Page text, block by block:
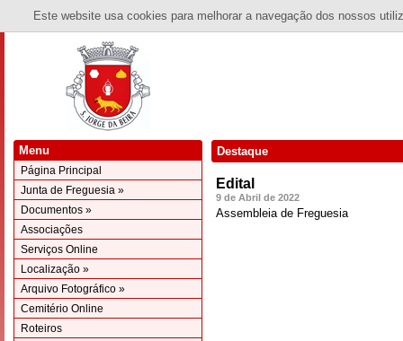
Este website usa cookies para melhorar a navegação dos nossos
Menu
Página Principal
Junta de Freguesia »
Documentos »
Associações
Serviços Online
Localização »
Arquivo Fotográfico »
Cemitério Online
Roteiros
Destaque
Edital
9 de Abril de 2022
Assembleia de Freguesia